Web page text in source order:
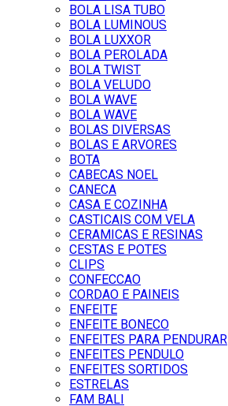
BOLA LISA TUBO
BOLA LUMINOUS
BOLA LUXXOR
BOLA PEROLADA
BOLA TWIST
BOLA VELUDO
BOLA WAVE
BOLA WAVE
BOLAS DIVERSAS
BOLAS E ARVORES
BOTA
CABECAS NOEL
CANECA
CASA E COZINHA
CASTICAIS COM VELA
CERAMICAS E RESINAS
CESTAS E POTES
CLIPS
CONFECCAO
CORDAO E PAINEIS
ENFEITE
ENFEITE BONECO
ENFEITES PARA PENDURAR
ENFEITES PENDULO
ENFEITES SORTIDOS
ESTRELAS
FAM BALI